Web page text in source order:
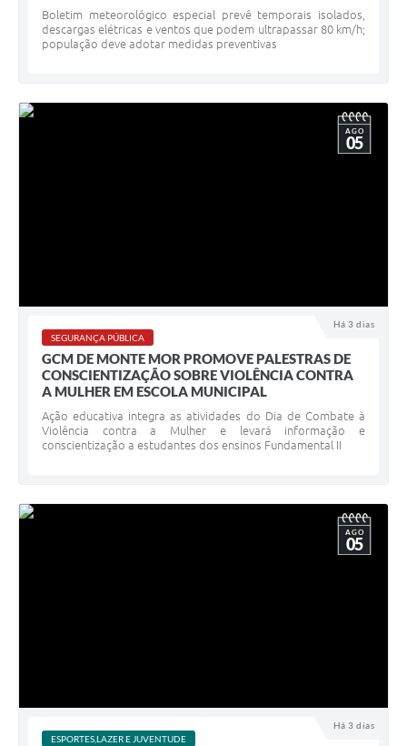
Boletim meteorológico especial prevê temporais isolados,
descargas elétricas e ventos que podem ultrapassar 80 km/h;
população deve adotar medidas preventivas
Há 3 dias
AGO
05
SEGURANÇA PÚBLICA
GCM DE MONTE MOR PROMOVE PALESTRAS DE
CONSCIENTIZAÇÃO SOBRE VIOLÊNCIA CONTRA
A MULHER EM ESCOLA MUNICIPAL
Ação educativa integra as atividades do Dia de Combate à
Violência contra a Mulher e levará informação e
conscientização a estudantes dos ensinos Fundamental II
Há 3 dias
AGO
05
ESPORTES,LAZER E JUVENTUDE